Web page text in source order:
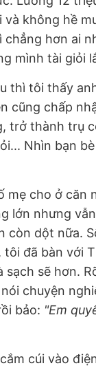
và không hề
chẳng hơn ai
mình tài giỏi
thì tôi thấy
cũng chấp
trở thành trụ
Nhìn bạn
mẹ cho ở căn
lớn nhưng
còn dột nữa.
tôi đã bàn với
sạch sẽ hơn.
chuyện
bảo: "Em
cúi vào